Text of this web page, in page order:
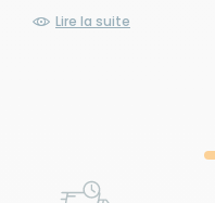
Lire la suite